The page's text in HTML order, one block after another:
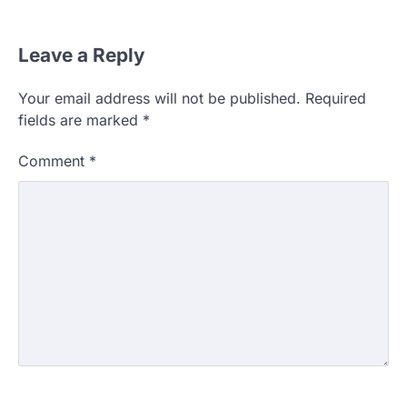
Leave a Reply
Your email address will not be published. Required
fields are marked *
Comment *